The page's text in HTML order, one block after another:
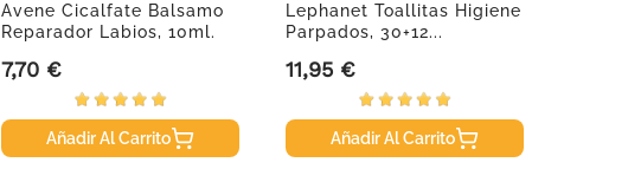
Avene Cicalfate Balsamo
Reparador Labios, 10ml.
Precio
7,70 €
Añadir Al Carrito
Lephanet Toallitas Higiene
Parpados, 30+12...
Precio
11,95 €
Añadir Al Carrito